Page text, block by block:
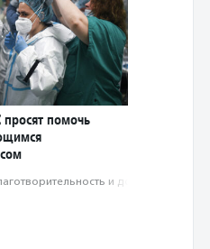
просят помочь
и доброволь­чест­во